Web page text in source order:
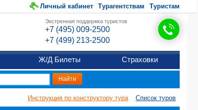
Личный кабинет Турагентствам Туристам
Экстренная поддержка туристов
+7 (495) 009-2500
+7 (499) 213-2500
Ж/Д Билеты Страховки
Инструкция по конструктору тура Список туров